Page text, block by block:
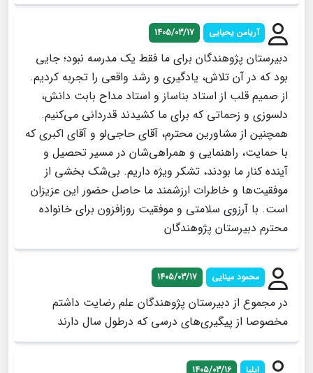
آریامن یحیایی 1405/03/17
دبیرستان پژوهندگان برای ما فقط یک مدرسه نبود؛ جایی
بود که در آن تلاش، یادگیری و رشد واقعی را تجربه کردیم.
از صمیم قلب از استاد بناساز و استاد مداح بابت دانش،
دلسوزی و زحماتی که برای ما کشیدند قدردانی می‌کنیم.
همچنین از مشاورین محترم، آقای حاجی‌لو و آقای اکبری که
با حمایت، راهنمایی و همراهی‌شان در مسیر تحصیل و
آینده کنار ما بودند، تشکر ویژه داریم. بی‌شک بخشی از
موفقیت‌ها و خاطرات ارزشمند ما حاصل حضور این عزیزان
است. با آرزوی سلامتی و موفقیت روزافزون برای خانواده
محترم دبیرستان پژوهندگان
محمود مینایی 1405/03/17
در مجموع از دبیرستان پژوهندگان علم رضایت داشتم
مخصوصا از پیگیری‌های درسی که درطول سال دارند
ایلیا 1405/03/16